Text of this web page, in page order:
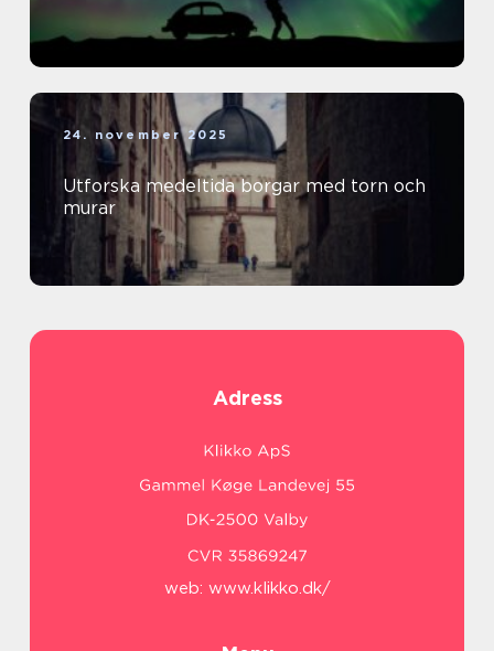
24. november 2025
Utforska medeltida borgar med torn och
murar
Adress
web: www.klikko.dk/